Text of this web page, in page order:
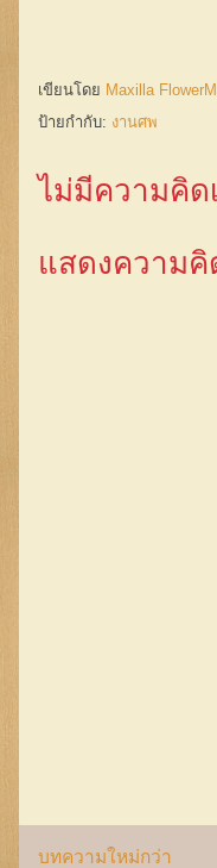
เขียนโดย Maxilla
ป้ายกำกับ: งานศพ
ไม่มีความคิด
แสดงความคิ
บทความใหม่กว่า